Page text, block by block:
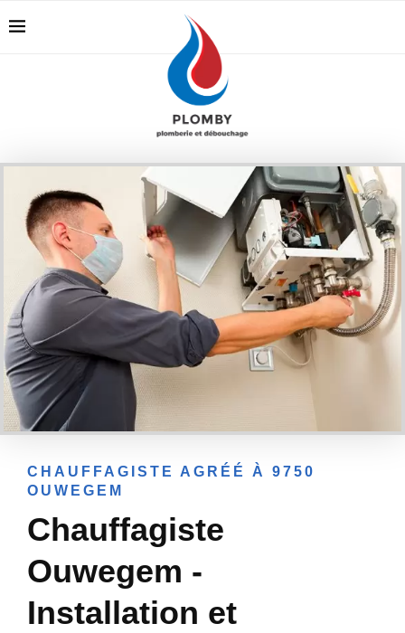
CHAUFFAGISTE AGRÉÉ À 9750
OUWEGEM
Chauffagiste
Ouwegem -
Installation et